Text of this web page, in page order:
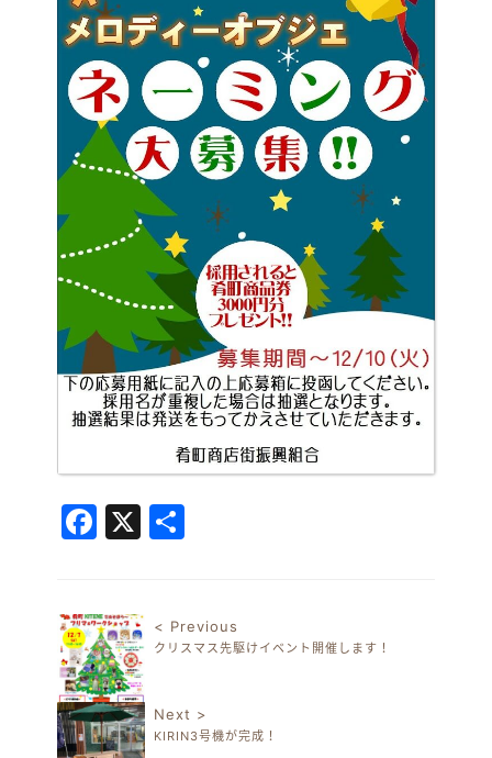
Facebook
X
投稿ナビゲーション
< Previous
クリスマス先駆けイベント開催します！
Next >
KIRIN3号機が完成！